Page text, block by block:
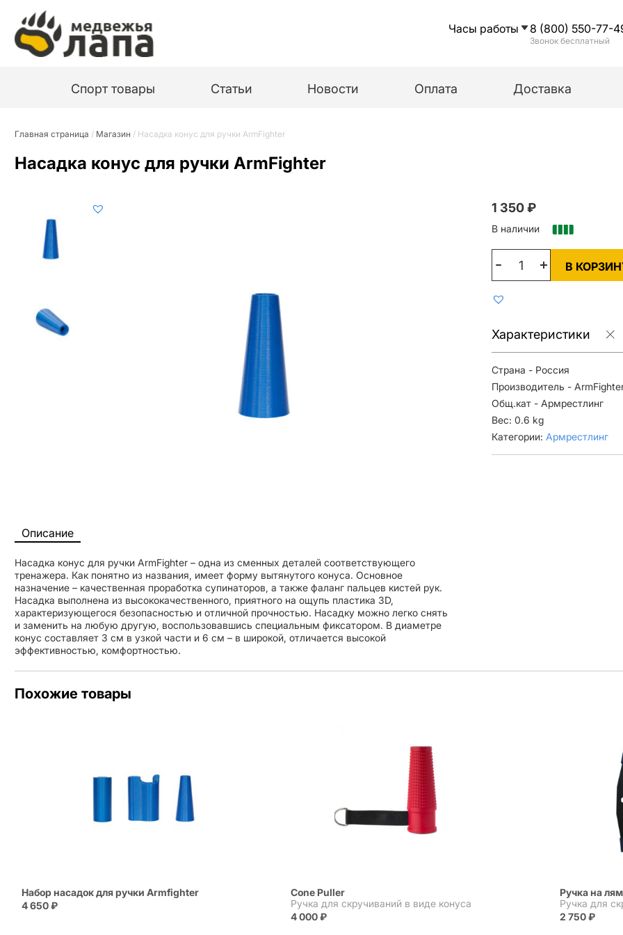
Часы работы 8 (800) 550-77-
Звонок бесплатный
Спорт товары Статьи Новости Оплата Доставка
Главная страница / Магазин / Насадка конус для ручки ArmFighter
Насадка конус для ручки ArmFighter
Описание
Насадка конус для ручки ArmFighter – одна из сменных деталей соответствующего
тренажера. Как понятно из названия, имеет форму вытянутого конуса. Основное
назначение – качественная проработка супинаторов, а также фаланг пальцев кистей рук.
Насадка выполнена из высококачественного, приятного на ощупь пластика 3D,
характеризующегося безопасностью и отличной прочностью. Насадку можно легко снять
и заменить на любую другую, воспользовавшись специальным фиксатором. В диаметре
конус составляет 3 см в узкой части и 6 см – в широкой, отличается высокой
эффективностью, комфортностью.
1 350₽
В наличии
В
Характеристики
Страна - Россия
Производитель -
Общ.кат - Армрестлинг
Вес: 0.6 kg
Категории: Армрестлинг
Похожие товары
Набор насадок для ручки Armfighter
4 650₽
Cone Puller
Ручка для скручиваний в виде конуса
4 000₽
Ручка на
Ручка для
2 750₽